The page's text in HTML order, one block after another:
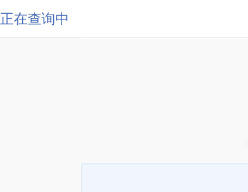
正在查询中